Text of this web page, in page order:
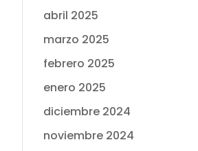
abril 2025
marzo 2025
febrero 2025
enero 2025
diciembre 2024
noviembre 2024